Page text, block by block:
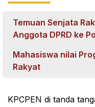
Temuan Senjata
Anggota DPRD ke
Mahasiswa nilai
Rakyat
KPCPEN di tanda